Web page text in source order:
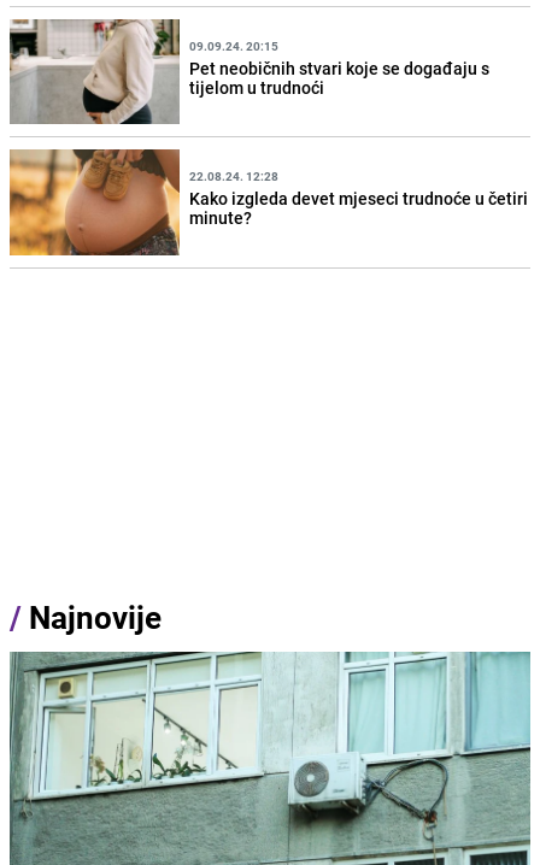
09.09.24. 20:15
Pet neobičnih stvari koje se događaju s
tijelom u trudnoći
22.08.24. 12:28
Kako izgleda devet mjeseci trudnoće u četiri
minute?
/ Najnovije